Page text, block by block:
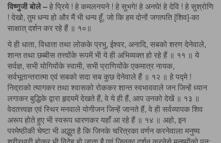
विष्णुजी बोले –हे प्रिये ! हे कमलनयने ! हे सुभगे! हे अनघे! हे देवि ! हे सुश्रोणि
! देखो, तुम धन्य हो और मैं भी धन्य हूँ, जो कि हम दोनों जगत्पति [शिव]-का
साक्षात् दर्शन कर रहे हैं ॥ १०॥
ये ही धाता, विधाता तथा लोकके प्रभु, ईश्वर, अनादि, सबको शरण देनेवाले,
शान्त तथा छब्बीस तत्त्वोंके रूपमें भी ये ही अभिव्यक्त हो रहे हैं ॥ ११ ॥ ये
सर्वज्ञ, सभी योगियोंके स्वामी, सभी प्राणियोंके एकमात्र नायक,
सर्वभूतान्तरात्मा एवं सबको सदा सब कुछ देनेवाले हैं ॥ १२ ॥ हे पद्मे !
निद्राको त्यागकर तथा श्वासको रोककर शान्त स्वभाववाले जन जिन्हें ध्यान
लगाकर बुद्धिके द्वारा हृदयमें देखते हैं, वे ये ही हैं, आप उनको देखें ॥ १३ ॥
वेदतत्त्वज्ञ एवं स्थिर मनवाले योगीजन जिन्हें जानते हैं, वे ही सर्वव्यापक शिव
अरूप होते हुए भी स्वरूप धारणकर यहाँ आ रहे हैं ॥ १४ ॥ अहो, इन
परमेष्ठीकी चेष्टा भी अद्भुत है कि जिनके चरित्रका वर्णन करनेवाला मनुष्य